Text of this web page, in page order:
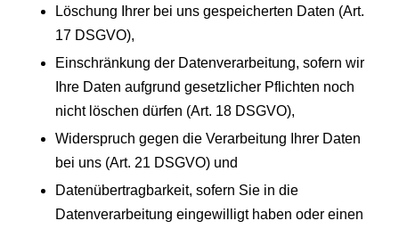
Löschung Ihrer bei uns gespeicherten Daten (Art.
17 DSGVO),
Einschränkung der Datenverarbeitung, sofern wir
Ihre Daten aufgrund gesetzlicher Pflichten noch
nicht löschen dürfen (Art. 18 DSGVO),
Widerspruch gegen die Verarbeitung Ihrer Daten
bei uns (Art. 21 DSGVO) und
Datenübertragbarkeit, sofern Sie in die
Datenverarbeitung eingewilligt haben oder einen